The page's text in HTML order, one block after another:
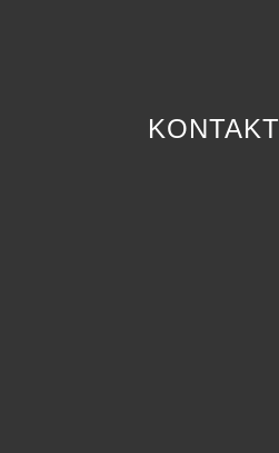
KONTAKT